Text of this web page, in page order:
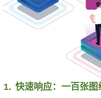
1. 快速响应：一百张图